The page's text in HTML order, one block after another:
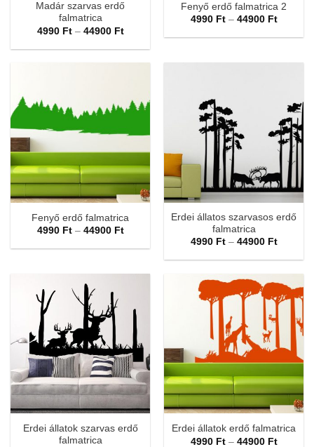
Madár szarvas erdő
falmatrica
4990 Ft – 44900 FtÁrtartomány:
-
Fenyő erdő falmatrica 2
4990 Ft – 44900 Ft
-
Fenyő erdő falmatrica
4990 Ft – 44900 FtÁrtartomány:
-
Erdei állatos szarvasos erdő
falmatrica
4990 Ft – 44900 Ft
-
Erdei állatok szarvas erdő
falmatrica
Erdei állatok erdő falmatrica
4990 Ft – 44900 Ft